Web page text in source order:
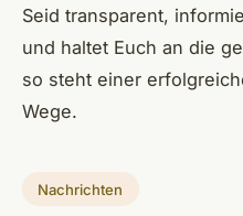
Seid transparent,
und haltet Euch an die
so steht einer
Wege.
Nachrichten